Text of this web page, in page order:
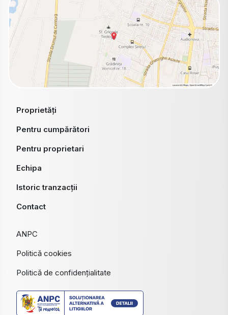
Proprietăți
Pentru cumpărători
Pentru proprietari
Echipa
Istoric tranzacții
Contact
ANPC
Politică cookies
Politică de confidențialitate